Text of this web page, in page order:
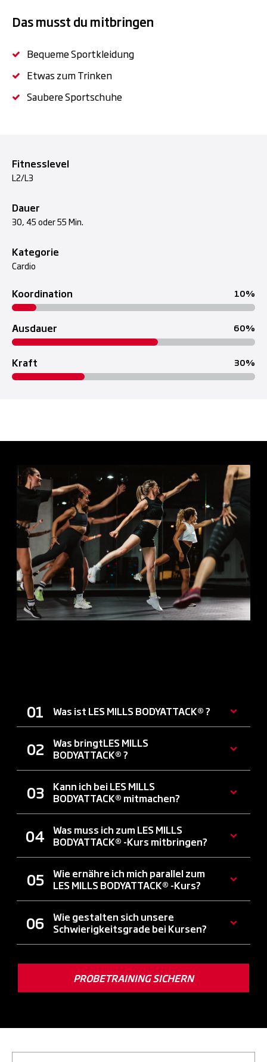
Das musst du mitbringen
Bequeme Sportkleidung
Etwas zum Trinken
Saubere Sportschuhe
Fitnesslevel
L2/L3
Dauer
30, 45 oder 55 Min.
Kategorie
Cardio
Koordination 10
Ausdauer 60
Kraft 30
Was ist LES MILLS BODYATTACK® ?
Was bringtLES MILLS
BODYATTACK® ?
Kann ich bei LES MILLS
BODYATTACK® mitmachen?
Was muss ich zum LES MILLS
BODYATTACK® -Kurs mitbringen?
Wie ernähre ich mich parallel zum
LES MILLS BODYATTACK® -Kurs?
Wie gestalten sich unsere
Schwierigkeitsgrade bei Kursen?
PROBETRAINING SICHERN